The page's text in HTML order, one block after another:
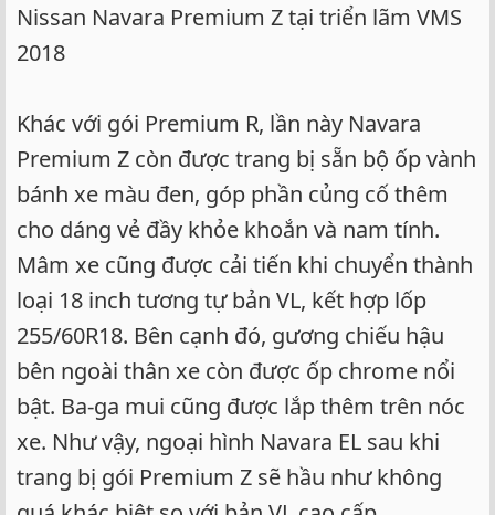
Nissan Navara Premium Z tại triển lãm VMS
2018
Khác với gói Premium R, lần này Navara
Premium Z còn được trang bị sẵn bộ ốp vành
bánh xe màu đen, góp phần củng cố thêm
cho dáng vẻ đầy khỏe khoắn và nam tính.
Mâm xe cũng được cải tiến khi chuyển thành
loại 18 inch tương tự bản VL, kết hợp lốp
255/60R18. Bên cạnh đó, gương chiếu hậu
bên ngoài thân xe còn được ốp chrome nổi
bật. Ba-ga mui cũng được lắp thêm trên nóc
xe. Như vậy, ngoại hình Navara EL sau khi
trang bị gói Premium Z sẽ hầu như không